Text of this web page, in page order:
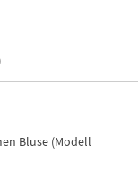
Bluse (Modell